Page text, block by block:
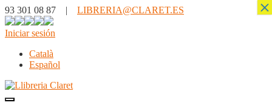
93 301 08 87 | LIBRERIA@CLARET.ES
Iniciar sesión
Català
Español
×